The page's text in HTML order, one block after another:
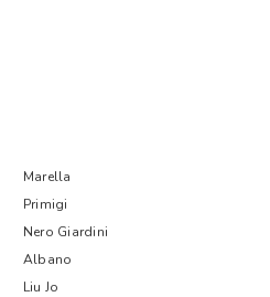
Marella
Primigi
Nero Giardini
Albano
Liu Jo